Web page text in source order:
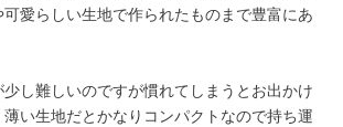
愛らしい生地で作られたものまで豊富にあ
し難しいのですが慣れてしまうとお出かけ
い生地だとかなりコンパクトなので持ち運